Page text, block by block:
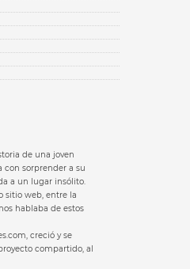
de una joven
con sorprender a su
a un lugar insólito.
sitio web, entre la
hablaba de estos
creció y se
compartido, al